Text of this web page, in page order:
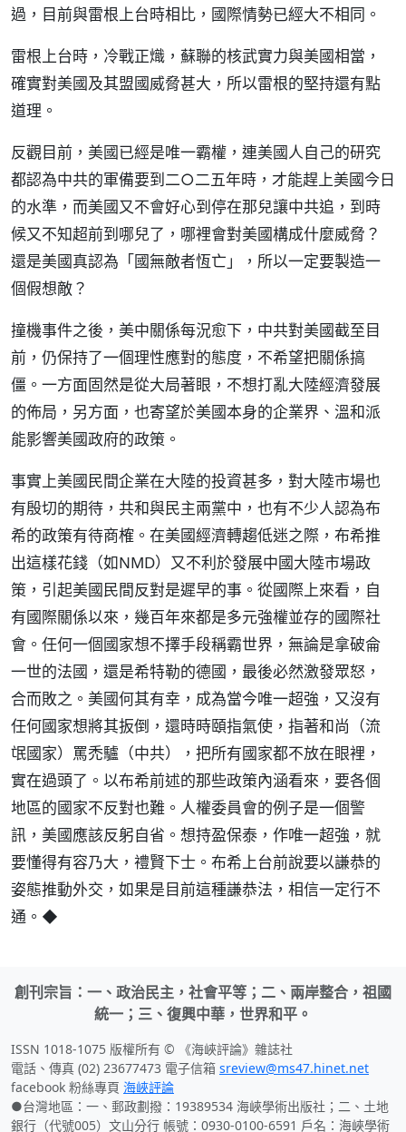
過，目前與雷根上台時相比，國際情勢已經大不相同。
雷根上台時，冷戰正熾，蘇聯的核武實力與美國相當，
確實對美國及其盟國威脅甚大，所以雷根的堅持還有點
道理。
反觀目前，美國已經是唯一霸權，連美國人自己的研究
都認為中共的軍備要到二○二五年時，才能趕上美國今日
的水準，而美國又不會好心到停在那兒讓中共追，到時
候又不知超前到哪兒了，哪裡會對美國構成什麼威脅？
還是美國真認為「國無敵者恆亡」，所以一定要製造一
個假想敵？
撞機事件之後，美中關係每況愈下，中共對美國截至目
前，仍保持了一個理性應對的態度，不希望把關係搞
僵。一方面固然是從大局著眼，不想打亂大陸經濟發展
的佈局，另方面，也寄望於美國本身的企業界、溫和派
能影響美國政府的政策。
事實上美國民間企業在大陸的投資甚多，對大陸市場也
有殷切的期待，共和與民主兩黨中，也有不少人認為布
希的政策有待商榷。在美國經濟轉趨低迷之際，布希推
出這樣花錢（如NMD）又不利於發展中國大陸市場政
策，引起美國民間反對是遲早的事。從國際上來看，自
有國際關係以來，幾百年來都是多元強權並存的國際社
會。任何一個國家想不擇手段稱霸世界，無論是拿破侖
一世的法國，還是希特勒的德國，最後必然激發眾怒，
合而敗之。美國何其有幸，成為當今唯一超強，又沒有
任何國家想將其扳倒，還時時頤指氣使，指著和尚（流
氓國家）罵禿驢（中共），把所有國家都不放在眼裡，
實在過頭了。以布希前述的那些政策內涵看來，要各個
地區的國家不反對也難。人權委員會的例子是一個警
訊，美國應該反躬自省。想持盈保泰，作唯一超強，就
要懂得有容乃大，禮賢下士。布希上台前說要以謙恭的
姿態推動外交，如果是目前這種謙恭法，相信一定行不
通。◆
創刊宗旨：一、政治民主，社會平等；二、兩岸整合，祖國
統一；三、復興中華，世界和平。
ISSN 1018-1075 版權所有 © 《海峽評論》雜誌社
電話、傳真 (02) 23677473 電子信箱 sreview@ms47.hinet.net
facebook 粉絲專頁 海峽評論
●台灣地區：一、郵政劃撥：19389534 海峽學術出版社；二、土地
銀行（代號005）文山分行 帳號：0930-0100-6591 戶名：海峽學術